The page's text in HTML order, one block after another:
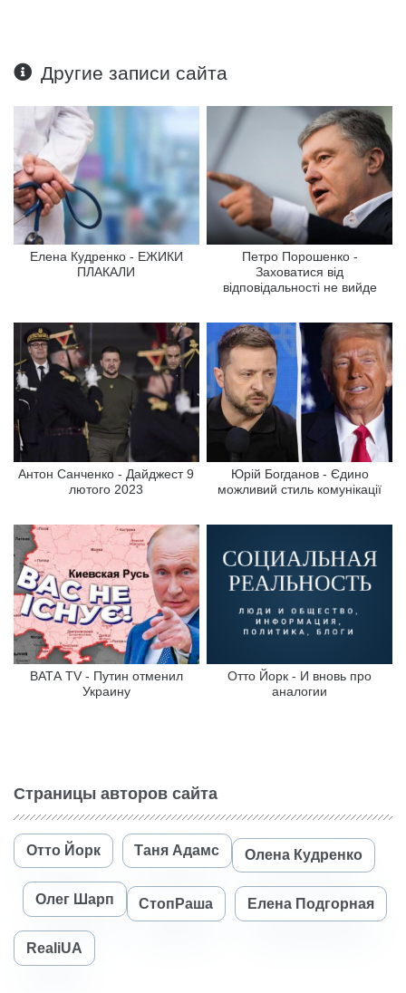
Другие записи сайта
Елена Кудренко - ЕЖИКИ
ПЛАКАЛИ
Петро Порошенко -
Заховатися від
відповідальності не вийде
Антон Санченко - Дайджест 9
лютого 2023
Юрій Богданов - Єдино
можливий стиль комунікації
ВАТА TV - Путин отменил
Украину
Отто Йорк - И вновь про
аналогии
Страницы авторов сайта
Отто Йорк Таня Адамс Олена Кудренко
Олег Шарп СтопРаша Елена Подгорная
RealiUA